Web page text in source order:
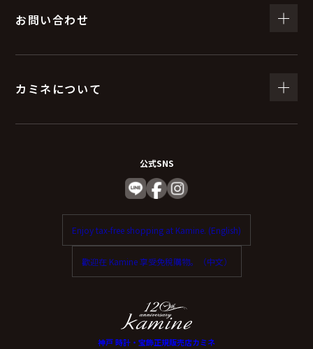
お問い合わせ
カミネについて
公式SNS
Enjoy tax-free shopping at Kamine. (English)
歡迎在 Kamine 享受免稅購物。（中文）
神戸 時計・宝飾正規販売店カミネ